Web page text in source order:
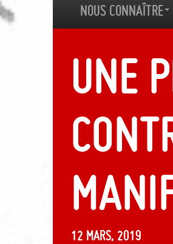
Nous connaître
Une
12 mars, 2019